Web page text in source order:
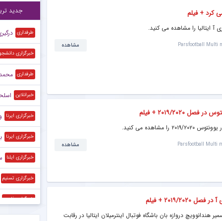
کرد + فیلم
ایتالیا را مشاهده می کنید.
Parsfootball Multi مشاهده
۲۰۲۰ + فیلم
می کنید.
Parsfootball Multi مشاهده
۲۰۲۰ + فیلم
دروازه بان باشگاه فوتبال اینترمیلان ایتالیا در رقابت
جدید
طرفداری
خبرگزاری
طرفداری
خبرانلاین
خبرگزاری ایرنا
خبرگزاری ایرنا
خبرگزاری ایلنا
خبرگزاری تسنیم
خبرگزاری فارس